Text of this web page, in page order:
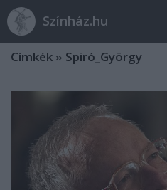
Színház.hu
Címkék » Spiró_György